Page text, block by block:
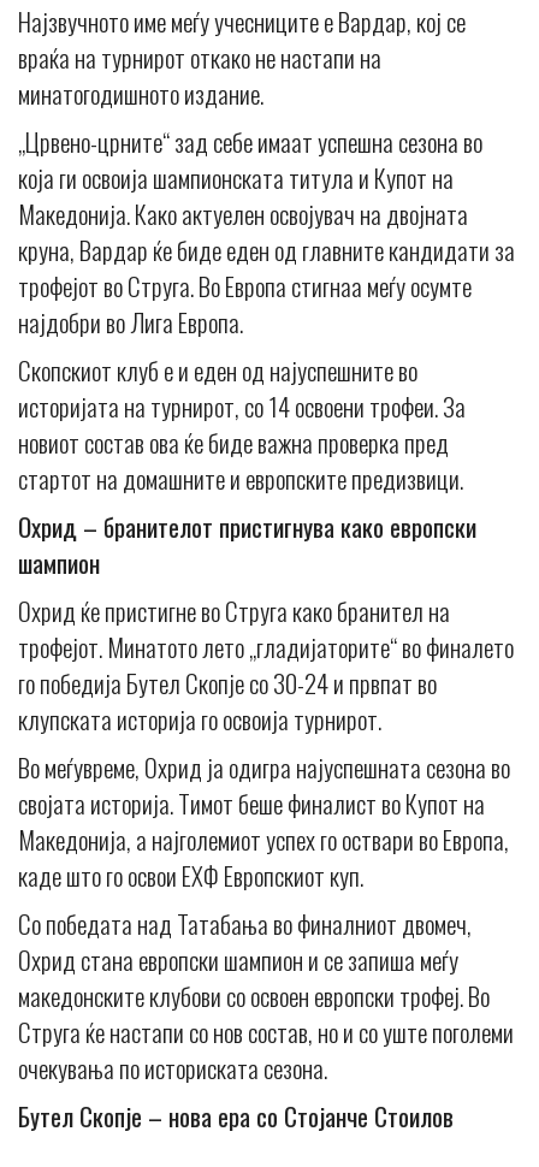
Најзвучното име меѓу учесниците е Вардар, кој се
враќа на турнирот откако не настапи на
минатогодишното издание.
„Црвено-црните“ зад себе имаат успешна сезона во
која ги освоија шампионската титула и Купот на
Македонија. Како актуелен освојувач на двојната
круна, Вардар ќе биде еден од главните кандидати за
трофејот во Струга. Во Европа стигнаа меѓу осумте
најдобри во Лига Европа.
Скопскиот клуб е и еден од најуспешните во
историјата на турнирот, со 14 освоени трофеи. За
новиот состав ова ќе биде важна проверка пред
стартот на домашните и европските предизвици.
Охрид – бранителот пристигнува како европски
шампион
Oхрид ќе пристигне во Струга како бранител на
трофејот. Минатото лето „гладијаторите“ во финалето
го победија Бутел Скопје со 30-24 и првпат во
клупската историја го освоија турнирот.
Во меѓувреме, Охрид ја одигра најуспешната сезона во
својата историја. Тимот беше финалист во Купот на
Македонија, а најголемиот успех го оствари во Европа,
каде што го освои ЕХФ Европскиот куп.
Со победата над Татабања во финалниот двомеч,
Охрид стана европски шампион и се запиша меѓу
македонските клубови со освоен европски трофеј. Во
Струга ќе настапи со нов состав, но и со уште поголеми
очекувања по историската сезона.
Бутел Скопје – нова ера со Стојанче Стоилов